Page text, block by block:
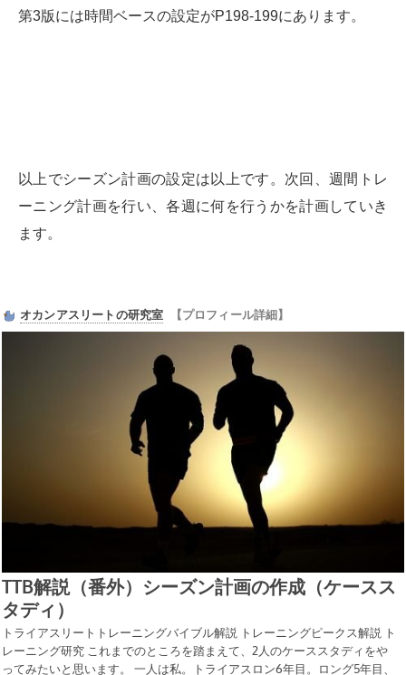
第3版には時間ベースの設定がP198-199にあります。
以上でシーズン計画の設定は以上です。次回、週間トレ
ーニング計画を行い、各週に何を行うかを計画していき
ます。